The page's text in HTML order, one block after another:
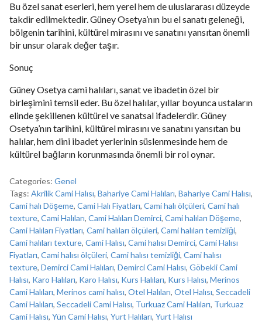
Bu özel sanat eserleri, hem yerel hem de uluslararası düzeyde
takdir edilmektedir. Güney Osetya’nın bu el sanatı geleneği,
bölgenin tarihini, kültürel mirasını ve sanatını yansıtan önemli
bir unsur olarak değer taşır.
Sonuç
Güney Osetya cami halıları, sanat ve ibadetin özel bir
birleşimini temsil eder. Bu özel halılar, yıllar boyunca ustaların
elinde şekillenen kültürel ve sanatsal ifadelerdir. Güney
Osetya’nın tarihini, kültürel mirasını ve sanatını yansıtan bu
halılar, hem dini ibadet yerlerinin süslenmesinde hem de
kültürel bağların korunmasında önemli bir rol oynar.
Categories: Genel
Tags: Akrilik Cami Halısı, Bahariye Cami Halıları, Bahariye Cami Halısı,
Cami halı Döşeme, Cami Halı Fiyatları, Cami halı ölçüleri, Cami halı
texture, Cami Halıları, Cami Halıları Demirci, Cami halıları Döşeme,
Cami Halıları Fiyatları, Cami halıları ölçüleri, Cami halıları temizliği,
Cami halıları texture, Cami Halısı, Cami halısı Demirci, Cami Halısı
Fiyatları, Cami halısı ölçüleri, Cami halısı temizliği, Cami halısı
texture, Demirci Cami Halıları, Demirci Cami Halısı, Göbekli Cami
Halısı, Karo Halıları, Karo Halısı, Kurs Halıları, Kurs Halısı, Merinos
Cami Halıları, Merinos cami halısı, Otel Halıları, Otel Halısı, Seccadeli
Cami Halıları, Seccadeli Cami Halısı, Turkuaz Cami Halıları, Turkuaz
Cami Halısı, Yün Cami Halısı, Yurt Halıları, Yurt Halısı